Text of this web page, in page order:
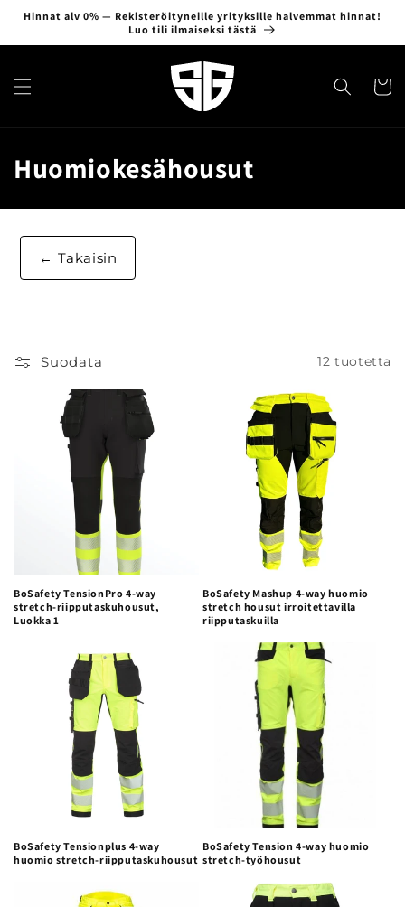
siirry
Hinnat alv 0% — Rekisteröityneille yrityksille halvemmat hinnat!
Luo tili ilmaiseksi tästä
K
o
k
o
m
Huomiokesähousut
Takaisin
Suodata 12 tuotetta
BoSafety TensionPro 4-way
stretch-riipputaskuhousut,
Luokka 1
BoSafety Mashup 4-way huomio
stretch housut irroitettavilla
riipputaskuilla
BoSafety Tensionplus 4-way
huomio stretch-riipputaskuhousut
BoSafety Tension 4-way huomio
stretch-työhousut